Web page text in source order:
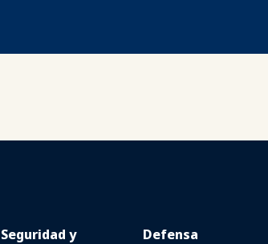
Seguridad y
Defensa